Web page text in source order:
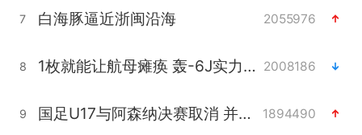
7 白海豚逼近浙闽沿海 2055976
8 1枚就能让航母瘫痪 轰-6J实力有多强 2008186
9 国足U17与阿森纳决赛取消 并列冠军 1894490